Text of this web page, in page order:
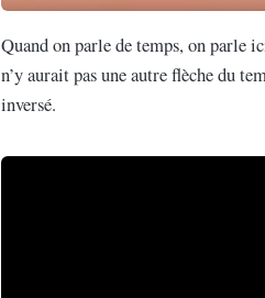
Quand on parle de temps, on parle
n’y aurait pas une autre flèche du
inversé.